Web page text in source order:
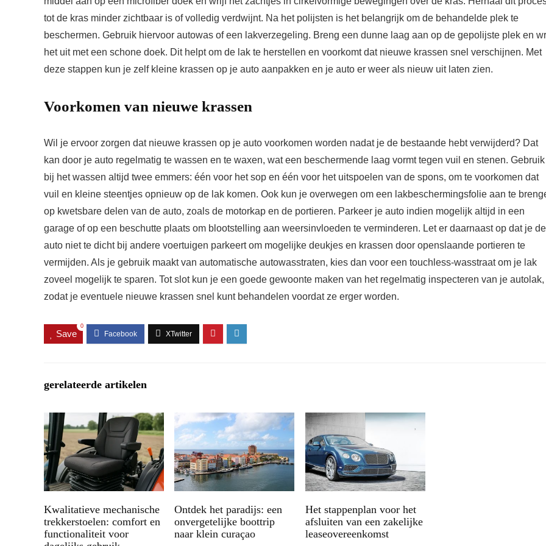
tot de kras minder zichtbaar is of volledig verdwijnt. Na het polijsten is het belangrijk om de behandelde plek te
beschermen. Gebruik hiervoor autowas of een lakverzegeling. Breng een dunne laag aan op de gepolijste plek en
het uit met een schone doek. Dit helpt om de lak te herstellen en voorkomt dat nieuwe krassen snel verschijnen. Met
deze stappen kun je zelf kleine krassen op je auto aanpakken en je auto er weer als nieuw uit laten zien.
Voorkomen van nieuwe krassen
Wil je ervoor zorgen dat nieuwe krassen op je auto voorkomen worden nadat je de bestaande hebt verwijderd? Dat
kan door je auto regelmatig te wassen en te waxen, wat een beschermende laag vormt tegen vuil en stenen. Gebruik
bij het wassen altijd twee emmers: één voor het sop en één voor het uitspoelen van de spons, om te voorkomen dat
vuil en kleine steentjes opnieuw op de lak komen. Ook kun je overwegen om een lakbeschermingsfolie aan te
op kwetsbare delen van de auto, zoals de motorkap en de portieren. Parkeer je auto indien mogelijk altijd in een
garage of op een beschutte plaats om blootstelling aan weersinvloeden te verminderen. Let er daarnaast op dat je de
auto niet te dicht bij andere voertuigen parkeert om mogelijke deukjes en krassen door openslaande portieren te
vermijden. Als je gebruik maakt van automatische autowasstraten, kies dan voor een touchless-wasstraat om je lak
zoveel mogelijk te sparen. Tot slot kun je een goede gewoonte maken van het regelmatig inspecteren van je autolak,
zodat je eventuele nieuwe krassen snel kunt behandelen voordat ze erger worden.
Save
0
gerelateerde artikelen
Kwalitatieve mechanische
trekkerstoelen: comfort en
functionaliteit voor
Ontdek het paradijs: een
onvergetelijke boottrip
naar klein curaçao
Het stappenplan voor het
afsluiten van een zakelijke
leaseovereenkomst